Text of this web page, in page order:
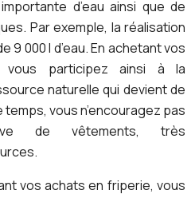
d’eau ainsi que de
Par exemple, la réalisation
9 000 l d’eau. En achetant vos
vous participez ainsi à la
naturelle qui devient de
temps, vous n’encouragez pas
de vêtements, très
vos achats en friperie, vous